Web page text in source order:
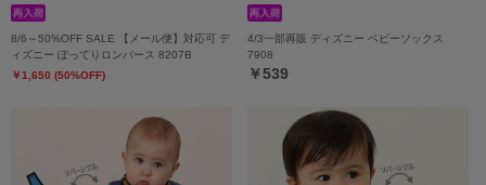
8/6～50%OFF SALE 【メール便】対応可 デ
ィズニー ぽってりロンパース 8207B
￥1,650 (50%OFF)
4/3一部再販 ディズニー ベビーソックス
7908
￥539